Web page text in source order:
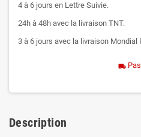
4 à 6 jours en Lettre Suivie.
24h à 48h avec la livraison TNT.
3 à 6 jours avec la livraison Mondial
local_shipping
Description